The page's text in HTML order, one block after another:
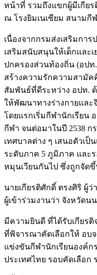
หน้าที่ รวมถึงแขกผู้มีเกีย
ณ โรงยิมเนเซียม สนามกี
เนื่องจากกรมส่งเสริมกา
เสริมสนับสนุนให้เด็กและ
ปกครองส่วนท้องถิ่น (อปท
สร้างความรักความสามัค
สัมพันธ์ที่ดีระหว่าง อปท.
ให้พัฒนาทางร่างกายและ
โดยแรกเริ่มกีฬานักเรียน
กีฬา จนต่อมาในปี 2538 ก
เทศบาลต่าง ๆ เสนอตัวเ
ระดับภาค 5 ภูมิภาค และ
หมุนเวียนกันไป ซึ่งถูกจัด
นายเกียรติศักดิ์ ตรงศิริ ผู้
ผู้เข้าร่วมงานว่า จังหวัดน
มีความยินดี ที่ได้รับเกียร
ที่พิจารณาคัดเลือกให้ อบ
แข่งขันกีฬานักเรียนองค์
ประเทศไทย รอบคัดเลือก